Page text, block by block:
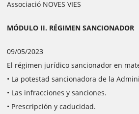
Associació NOVES VIES
MÓDULO II. RÉGIMEN SANCIONADOR
09/05/2023
El régimen jurídico sancionador en
• La potestad sancionadora de la
• Las infracciones y sanciones.
• Prescripción y caducidad.